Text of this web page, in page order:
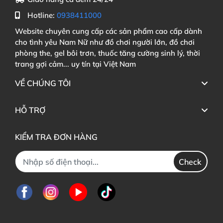
Hotline: 0938411000
Website chuyên cung cấp các sản phẩm cao cấp dành
cho tình yêu Nam Nữ như đồ chơi người lớn, đồ chơi
phòng the, gel bôi trơn, thuốc tăng cường sinh lý, thời
trang gợi cảm... uy tín tại Việt Nam
VỀ CHÚNG TÔI
HỖ TRỢ
KIỂM TRA ĐƠN HÀNG
Check